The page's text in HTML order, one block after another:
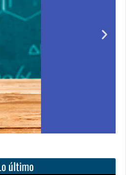
para todos
Ya se puede adquirir nuestro
libro: Unas matemáticas para todos
último